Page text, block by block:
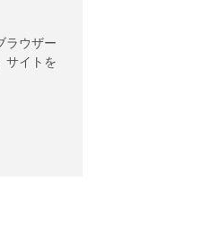
ラウザー
サイトを